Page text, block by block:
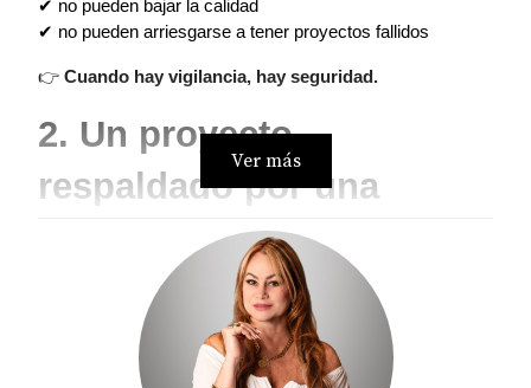
✔ no pueden bajar la calidad
✔ no pueden arriesgarse a tener proyectos fallidos
👉 Cuando hay vigilancia, hay seguridad.
2. Un proyecto
respaldado por una
marca pública tiene
menor riesgo operativo
Las empresas que cotizan:
Ver más